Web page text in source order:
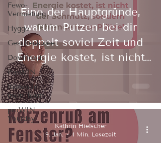
Fewo-
Vermietung
Hygge
Geschenkidee
Downloads
ProWIN
Komm in
mein Team
proWIN
Yourday
Eine der Hauptgründe,
warum Putzen bei dir
doppelt soviel Zeit und
Energie kostet, ist nicht
der Schmutz, sondern
fehlende feste Plätze
Kathrin Hielscher
9. Jan.
1 Min. Lesezeit